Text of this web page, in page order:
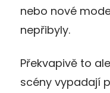
nebo nové
nepřibyly.
Překvapivě to
scény vypadají